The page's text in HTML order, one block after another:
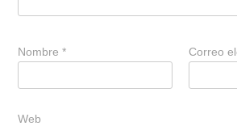
Nombre* Correo
Web